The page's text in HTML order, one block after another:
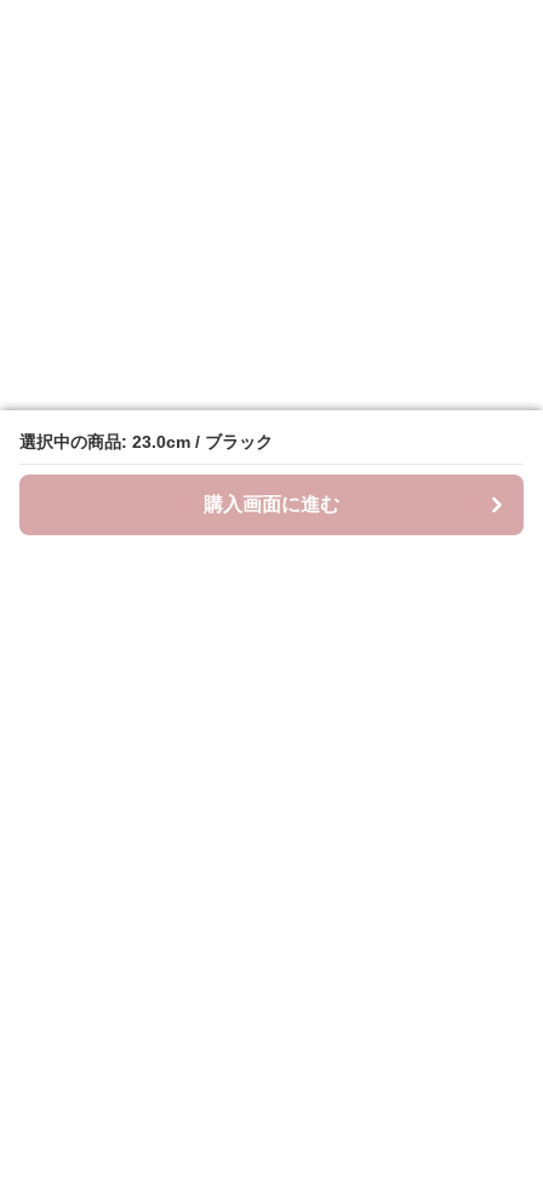
選択中の商品: 23.0cm / ブラック
購入画面に進む
選択中の商品: 23.0cm / ブラック
購入画面に進む